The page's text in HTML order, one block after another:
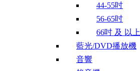
44-55吋
56-65吋
66吋 及 以上
藍光/DVD播放機
音響